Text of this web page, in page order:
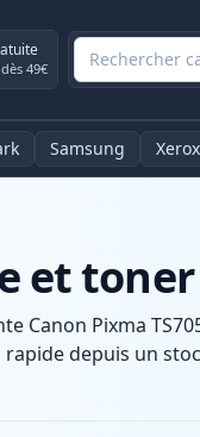
49€
Samsung Xerox
et
Canon Pixma
depuis un